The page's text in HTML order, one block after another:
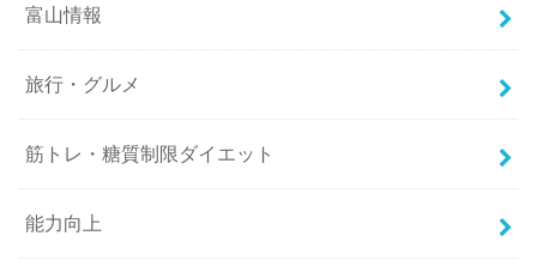
富山情報
旅行・グルメ
筋トレ・糖質制限ダイエット
能力向上